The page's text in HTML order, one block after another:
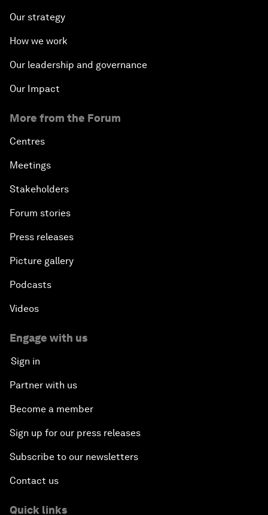
Our strategy
How we work
Our leadership and governance
Our Impact
More from the Forum
Centres
Meetings
Stakeholders
Forum stories
Press releases
Picture gallery
Podcasts
Videos
Engage with us
Sign in
Partner with us
Become a member
Sign up for our press releases
Subscribe to our newsletters
Contact us
Quick links